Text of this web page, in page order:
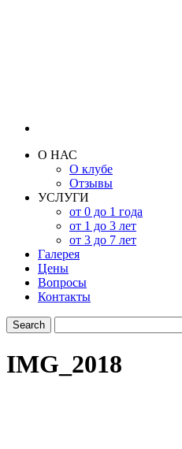
О НАС
О клубе
Отзывы
УСЛУГИ
от 0 до 1 года
от 1 до 3 лет
от 3 до 7 лет
Галерея
Цены
Вопросы
Контакты
IMG_2018